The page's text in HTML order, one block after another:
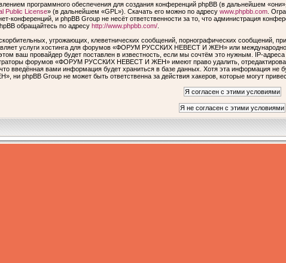
программного обеспечения для создания конференций phpBB (в дальнейшем
Public License» (в дальнейшем «GPL»). Скачать его можно по адресу www.phpbb.com.
конференций, и phpBB Group не несёт ответственности за то, что администрация
обращайтесь по адресу http://www.phpbb.com/.
угрожающих, клеветнических сообщений, порнографических сообщений,
услуги хостинга для форумов «ФОРУМ РУССКИХ НЕВЕСТ И ЖЕН» или
ваш провайдер будет поставлен в известность, если мы сочтём это нужным. IP-
форумов «ФОРУМ РУССКИХ НЕВЕСТ И ЖЕН» имеют право удалить,
введённая вами информация будет храниться в базе данных. Хотя эта информация
phpBB Group не может быть ответственна за действия хакеров, которые могут